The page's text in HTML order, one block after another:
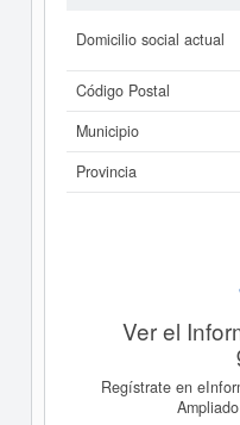
Domicilio social actual
Código Postal
Municipio
Provincia
Ver el
Regístrate en